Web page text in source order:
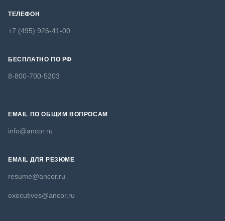
ТЕЛЕФОН
+7 (495) 926-41-00
БЕСПЛАТНО ПО РФ
8-800-700-5203
EMAIL ПО ОБЩИМ ВОПРОСАМ
info@ancor.ru
EMAIL ДЛЯ РЕЗЮМЕ
resume@ancor.ru
executives@ancor.ru